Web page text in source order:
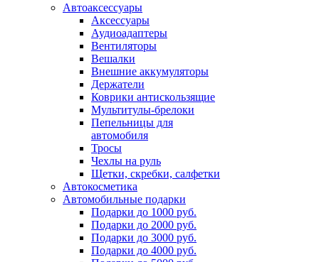
Автоаксессуары
Аксессуары
Аудиоадаптеры
Вентиляторы
Вешалки
Внешние аккумуляторы
Держатели
Коврики антискользящие
Мультитулы-брелоки
Пепельницы для
автомобиля
Тросы
Чехлы на руль
Щетки, скребки, салфетки
Автокосметика
Автомобильные подарки
Подарки до 1000 руб.
Подарки до 2000 руб.
Подарки до 3000 руб.
Подарки до 4000 руб.